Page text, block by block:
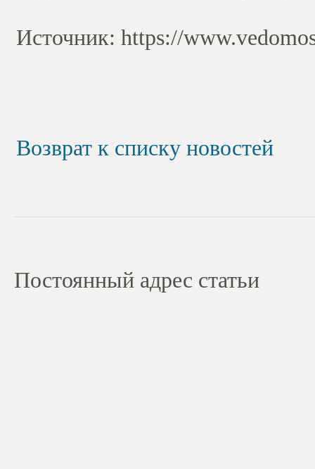
Источник: https://
Возврат к списку новостей
Постоянный адрес статьи